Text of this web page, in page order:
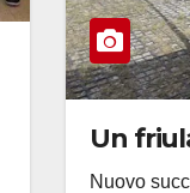
Un
Nuovo